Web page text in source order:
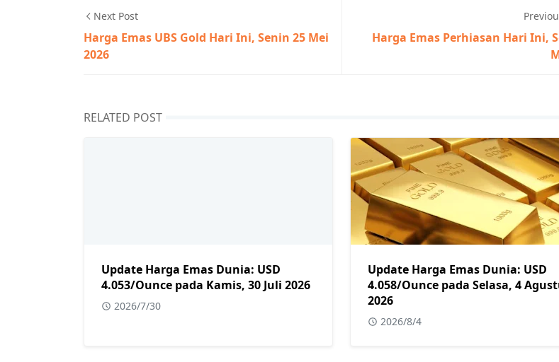
Next Post
Harga Emas UBS Gold Hari Ini, Senin 25 Mei
2026
Harga Emas Perhiasan Hari Ini,
RELATED POST
Update Harga Emas Dunia: USD
4.053/Ounce pada Kamis, 30 Juli 2026
2026/7/30
Update Harga Emas Dunia: USD
4.058/Ounce pada Selasa, 4
2026
2026/8/4